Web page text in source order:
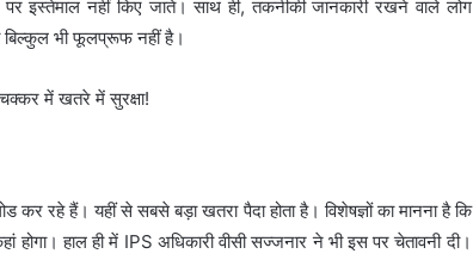
इस्तेमाल नहीं किए जाते। साथ ही, तकनीकी जानकारी रखने वाले लोग
बिल्कुल भी फूलप्रूफ नहीं है।
रहे हैं। यहीं से सबसे बड़ा खतरा पैदा होता है। विशेषज्ञों का मानना है कि
हाल ही में IPS अधिकारी वीसी सज्जनार ने भी इस पर चेतावनी दी।